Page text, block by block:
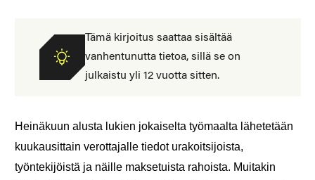
Tämä kirjoitus saattaa sisältää
vanhentunutta tietoa, sillä se on
julkaistu yli 12 vuotta sitten.
Heinäkuun alusta lukien jokaiselta työmaalta lähetetään
kuukausittain verottajalle tiedot urakoitsijoista,
työntekijöistä ja näille maksetuista rahoista. Muitakin